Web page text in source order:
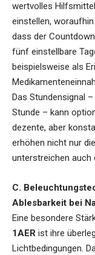
wertvolles
einstellen,
dass der
fünf einstellbare
beispielsweise als
Das Stundensignal
Stunde – kann
dezente, aber
erhöhen nicht nur
unterstreichen auch
C.
Ablesbarkeit bei
Eine besondere
1AER ist ihre
Lichtbedingungen.